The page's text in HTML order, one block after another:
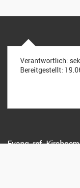
Evang.-ref.
Verantwortlich:
Bereitgestellt: